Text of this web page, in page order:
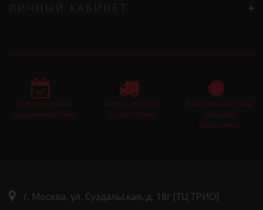
ЛИЧНЫЙ КАБИНЕТ
100% Гарантия на
продаваемый товар
Быстрая доставка
по всей стране
Качественный товар
большой
ассортимент
г. Москва. ул. Суздальская, д. 18г (ТЦ ТРИО)